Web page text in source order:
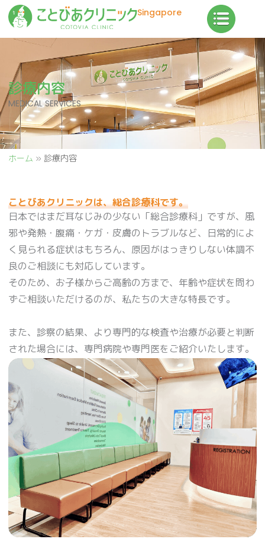
を
プ
Singapore
診療内容
MEDICAL SERVICES
ホーム » 診療内容
ことびあクリニックは、総合診療科です。
日本ではまだ耳なじみの少ない「総合診療科」ですが、風
邪や発熱・腹痛・ケガ・皮膚のトラブルなど、日常的によ
く見られる症状はもちろん、原因がはっきりしない体調不
良のご相談にも対応しています。
そのため、お子様からご高齢の方まで、年齢や症状を問わ
ずご相談いただけるのが、私たちの大きな特長です。
また、診察の結果、より専門的な検査や治療が必要と判断
された場合には、専門病院や専門医をご紹介いたします。